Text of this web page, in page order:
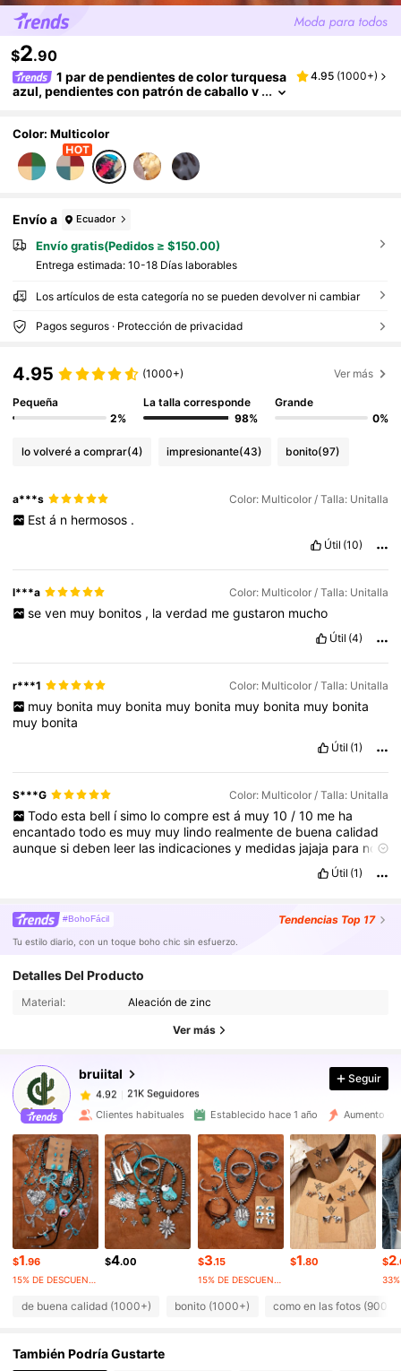
$2.90
1 par de pendientes de color turquesa
azul, pendientes con patrón de caballo v
4.95 (1000+)
Color: Multicolor
Envío a Ecuador
Envío gratis(Pedidos ≥ $150.00)
Entrega estimada: 10-18 Días laborables
Los artículos de esta categoría no se pueden devolver ni cambiar
Pagos seguros · Protección de privacidad
4.95 (1000+) Ver más
Pequeña
2%
La talla corresponde
98%
Grande
0%
lo volveré a comprar(4) impresionante(43) bonito(97)
a***s Color: Multicolor / Talla: Unitalla
Est á n hermosos .
Útil (10)
l***a Color: Multicolor / Talla: Unitalla
se ven muy bonitos , la verdad me gustaron mucho
Útil (4)
r***1 Color: Multicolor / Talla: Unitalla
muy bonita muy bonita muy bonita muy bonita muy bonita
muy bonita
Útil (1)
S***G Color: Multicolor / Talla: Unitalla
Todo esta bell ísimo lo compre est á muy 10 / 10 me ha
encantadotodoes muy muy lindo realmentede buenacalidad
aunquesideben leer las indicacionesy medidas jajaja para no
Útil (1)
#BohoFácil Tendencias Top 17
Tu estilo diario, con un toque boho chic sin esfuerzo.
Detalles Del Producto
Material: Aleación de zinc
Ver más
bruiital
4.92 21K Seguidores
21K Seguidores
21K Seguidores
4.92
4.92 21K Seguidores
4.92 21K Seguidores
4.92 21K Seguidores
4.92 21K Seguidores
4.92 21K Seguidores
4.92 21K Seguidores
4.92 21K Seguidores
Seguir
Clientes habituales Establecido hace 1 año Aumento
$1.96
15% DE DESCUENTO
$4.00 $3.15
15% DE DESCUENTO
$1.80 $2
de buena calidad (1000+) bonito (1000+) como en las fotos (900+)
También Podría Gustarte